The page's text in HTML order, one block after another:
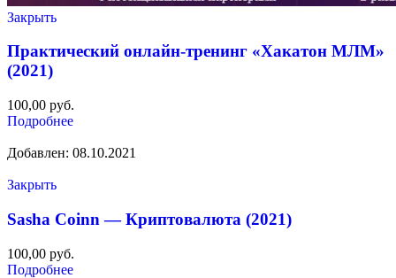
Закрыть
Практический онлайн-тренинг «Хакатон МЛМ»
(2021)
100,00 руб.
Подробнее
Добавлен: 08.10.2021
Закрыть
Sasha Coinn — Криптовалюта (2021)
100,00 руб.
Подробнее